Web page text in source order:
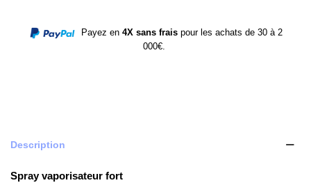
Payez en 4X sans fraispour les achats de 30 à 2
000€.
Description
Spray vaporisateur fort